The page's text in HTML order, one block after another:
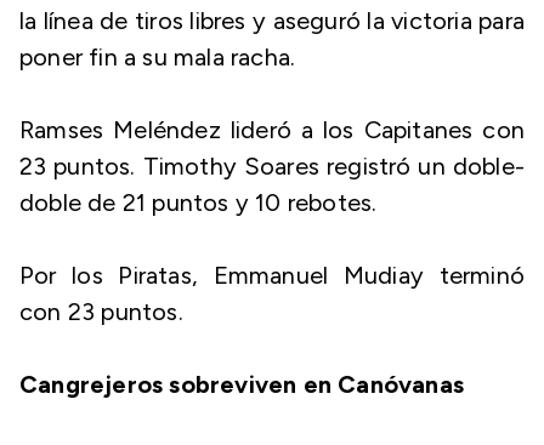
la línea de tiros libres y aseguró la victoria para
poner fin a su mala racha.
Ramses Meléndez lideró a los Capitanes con
23 puntos. Timothy Soares registró un doble-
doble de 21 puntos y 10 rebotes.
Por los Piratas, Emmanuel Mudiay terminó
con 23 puntos.
Cangrejeros sobreviven en Canóvanas